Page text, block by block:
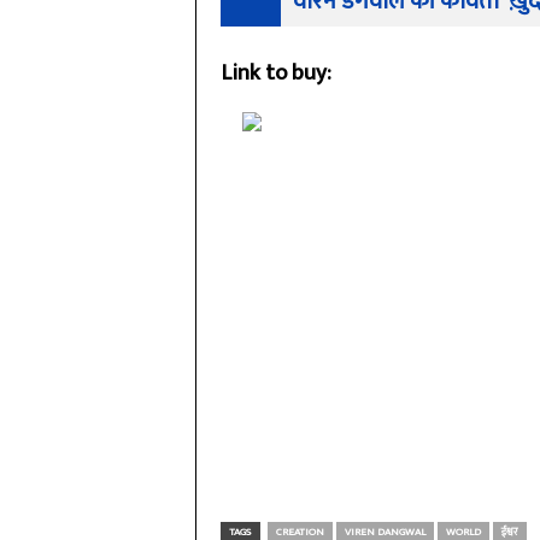
Link to buy:
TAGS CREATION VIREN DANGWAL WORLD ईश्वर